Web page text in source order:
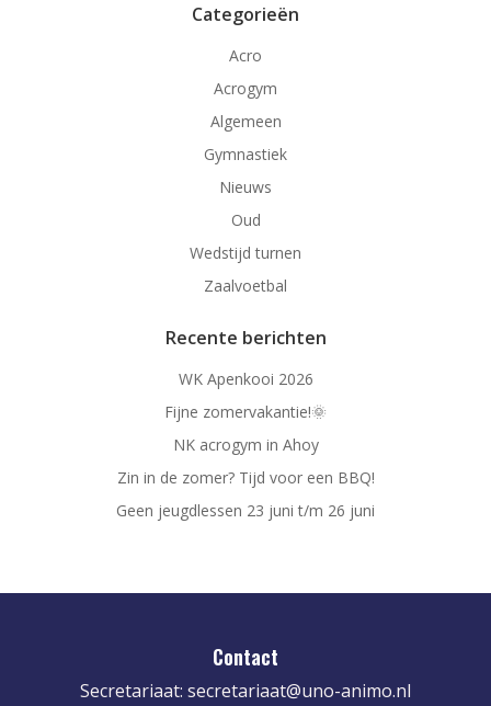
Categorieën
Acro
Acrogym
Algemeen
Gymnastiek
Nieuws
Oud
Wedstijd turnen
Zaalvoetbal
Recente berichten
WK Apenkooi 2026
Fijne zomervakantie!🌞
NK acrogym in Ahoy
Zin in de zomer? Tijd voor een BBQ!
Geen jeugdlessen 23 juni t/m 26 juni
Contact
Secretariaat: secretariaat@uno-animo.nl